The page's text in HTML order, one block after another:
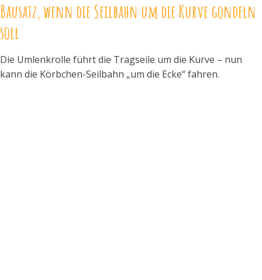
Bausatz, wenn die Seilbahn um die Kurve gondeln
soll
Die Umlenkrolle führt die Tragseile um die Kurve – nun
kann die Körbchen-Seilbahn „um die Ecke“ fahren.